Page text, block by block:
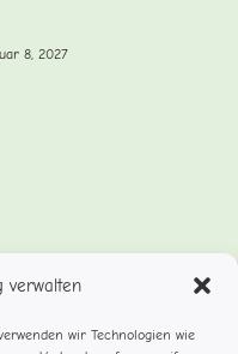
verwalten
wir Technologien wie
8, 2027